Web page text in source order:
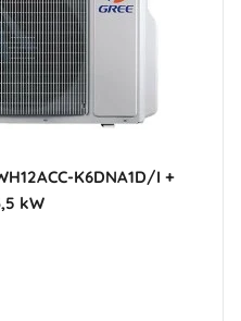
K6DNA1D/I +
kW